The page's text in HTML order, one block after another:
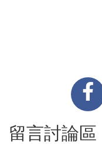
留言討論區